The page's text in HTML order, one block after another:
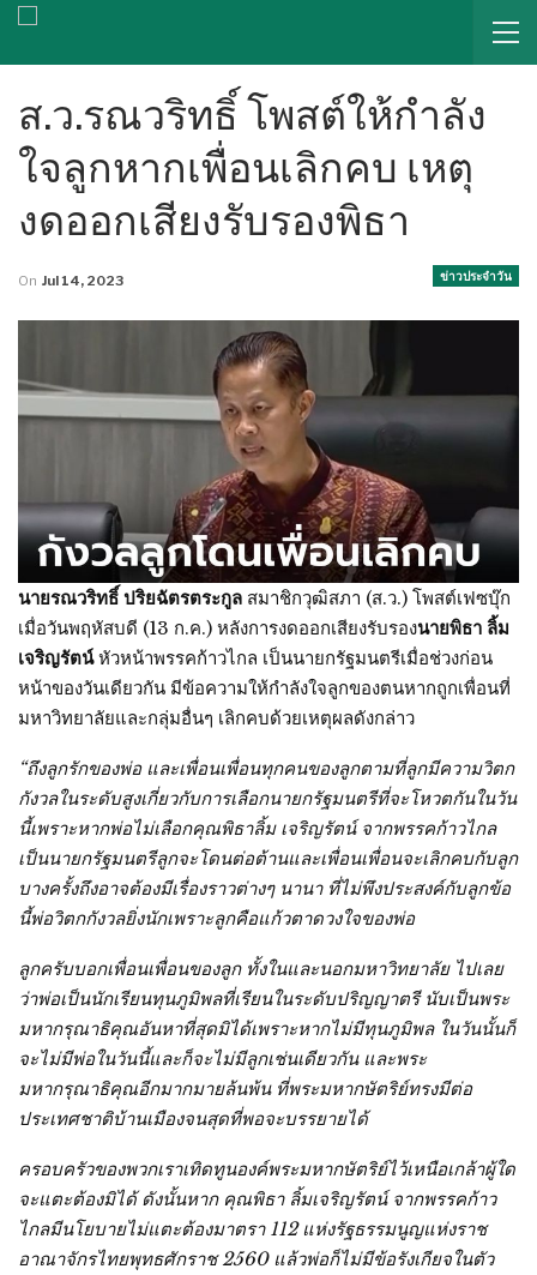
ส.ว.รณวริทธิ์ โพสต์ให้กำลัง
ใจลูกหากเพื่อนเลิกคบ เหตุ
งดออกเสียงรับรองพิธา
ข่าวประจำวัน
On Jul 14, 2023
นายรณวริทธิ์ ปริยฉัตรตระกูล สมาชิกวุฒิสภา (ส.ว.) โพสต์เฟซบุ๊ก
เมื่อวันพฤหัสบดี (13 ก.ค.) หลังการงดออกเสียงรับรองนายพิธา ลิ้ม
เจริญรัตน์หัวหน้าพรรคก้าวไกล เป็นนายกรัฐมนตรีเมื่อช่วงก่อน
หน้าของวันเดียวกัน มีข้อความให้กำลังใจลูกของตนหากถูกเพื่อนที่
มหาวิทยาลัยและกลุ่มอื่นๆ เลิกคบด้วยเหตุผลดังกล่าว
“ถึงลูกรักของพ่อ และเพื่อนเพื่อนทุกคนของลูกตามที่ลูกมีความวิตก
กังวลในระดับสูงเกี่ยวกับการเลือกนายกรัฐมนตรีที่จะโหวตกันในวัน
นี้เพราะหากพ่อไม่เลือกคุณพิธาลิ้ม เจริญรัตน์ จากพรรคก้าวไกล
เป็นนายกรัฐมนตรีลูกจะโดนต่อต้านและเพื่อนเพื่อนจะเลิกคบกับลูก
บางครั้งถึงอาจต้องมีเรื่องราวต่างๆ นานา ที่ไม่พึงประสงค์กับลูกข้อ
นี้พ่อวิตกกังวลยิ่งนักเพราะลูกคือแก้วตาดวงใจของพ่อ
ลูกครับบอกเพื่อนเพื่อนของลูก ทั้งในและนอกมหาวิทยาลัย ไปเลย
ว่าพ่อเป็นนักเรียนทุนภูมิพลที่เรียนในระดับปริญญาตรี นับเป็นพระ
มหากรุณาธิคุณอันหาที่สุดมิได้เพราะหากไม่มีทุนภูมิพล ในวันนั้นก็
จะไม่มีพ่อในวันนี้และก็จะไม่มีลูกเช่นเดียวกัน และพระ
มหากรุณาธิคุณอีกมากมายล้นพ้น ที่พระมหากษัตริย์ทรงมีต่อ
ประเทศชาติบ้านเมืองจนสุดที่พอจะบรรยายได้
ครอบครัวของพวกเราเทิดทูนองค์พระมหากษัตริย์ไว้เหนือเกล้าผู้ใด
จะแตะต้องมิได้ ดังนั้นหาก คุณพิธา ลิ้มเจริญรัตน์ จากพรรคก้าว
ไกลมีนโยบายไม่แตะต้องมาตรา 112 แห่งรัฐธรรมนูญแห่งราช
อาณาจักรไทยพุทธศักราช 2560 แล้วพ่อก็ไม่มีข้อรังเกียจในตัว